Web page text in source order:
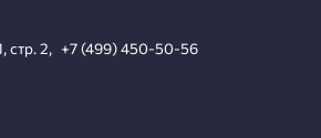
стр. 2, +7 (499) 450-50-56